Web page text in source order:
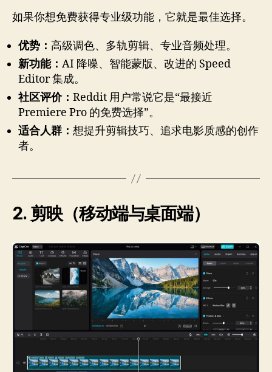
如果你想免费获得专业级功能，它就是最佳选择。
优势： 高级调色、多轨剪辑、专业音频处理。
新功能： AI 降噪、智能蒙版、改进的 Speed
Editor 集成。
社区评价： Reddit 用户常说它是“最接近
Premiere Pro 的免费选择”。
适合人群： 想提升剪辑技巧、追求电影质感的创作
者。
2. 剪映（移动端与桌面端）